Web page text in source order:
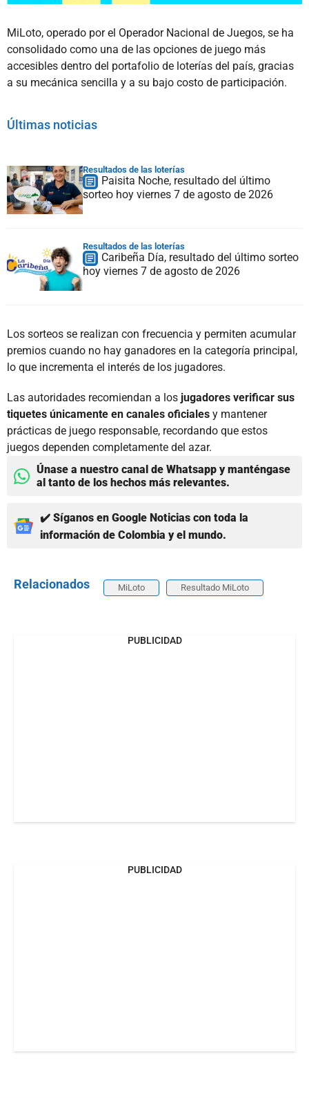
MiLoto, operado por el Operador Nacional de Juegos, se ha
consolidado como una de las opciones de juego más
accesibles dentro del portafolio de loterías del país, gracias
a su mecánica sencilla y a su bajo costo de participación.
Últimas noticias
Resultados de las loterías
Paisita Noche, resultado del último
sorteo hoy viernes 7 de agosto de 2026
Resultados de las loterías
Caribeña Día, resultado del último sorteo
hoy viernes 7 de agosto de 2026
Los sorteos se realizan con frecuencia y permiten acumular
premios cuando no hay ganadores en la categoría principal,
lo que incrementa el interés de los jugadores.
Las autoridades recomiendan a los jugadores verificar sus
tiquetes únicamente en canales oficiales y mantener
prácticas de juego responsable, recordando que estos
juegos dependen completamente del azar.
Únase a nuestro canal de Whatsapp y manténgase
al tanto de los hechos más relevantes.
✔️ Síganos en Google Noticias con toda la
información de Colombia y el mundo.
Relacionados MiLoto Resultado MiLoto
PUBLICIDAD
PUBLICIDAD